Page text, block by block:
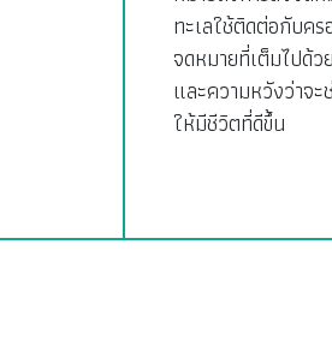
ทะเลใช้ติดต่อกับค
จดหมายที่เต็มไปด้
และความหวังว่าจ
ให้มีชีวิตที่ดีขึ้น